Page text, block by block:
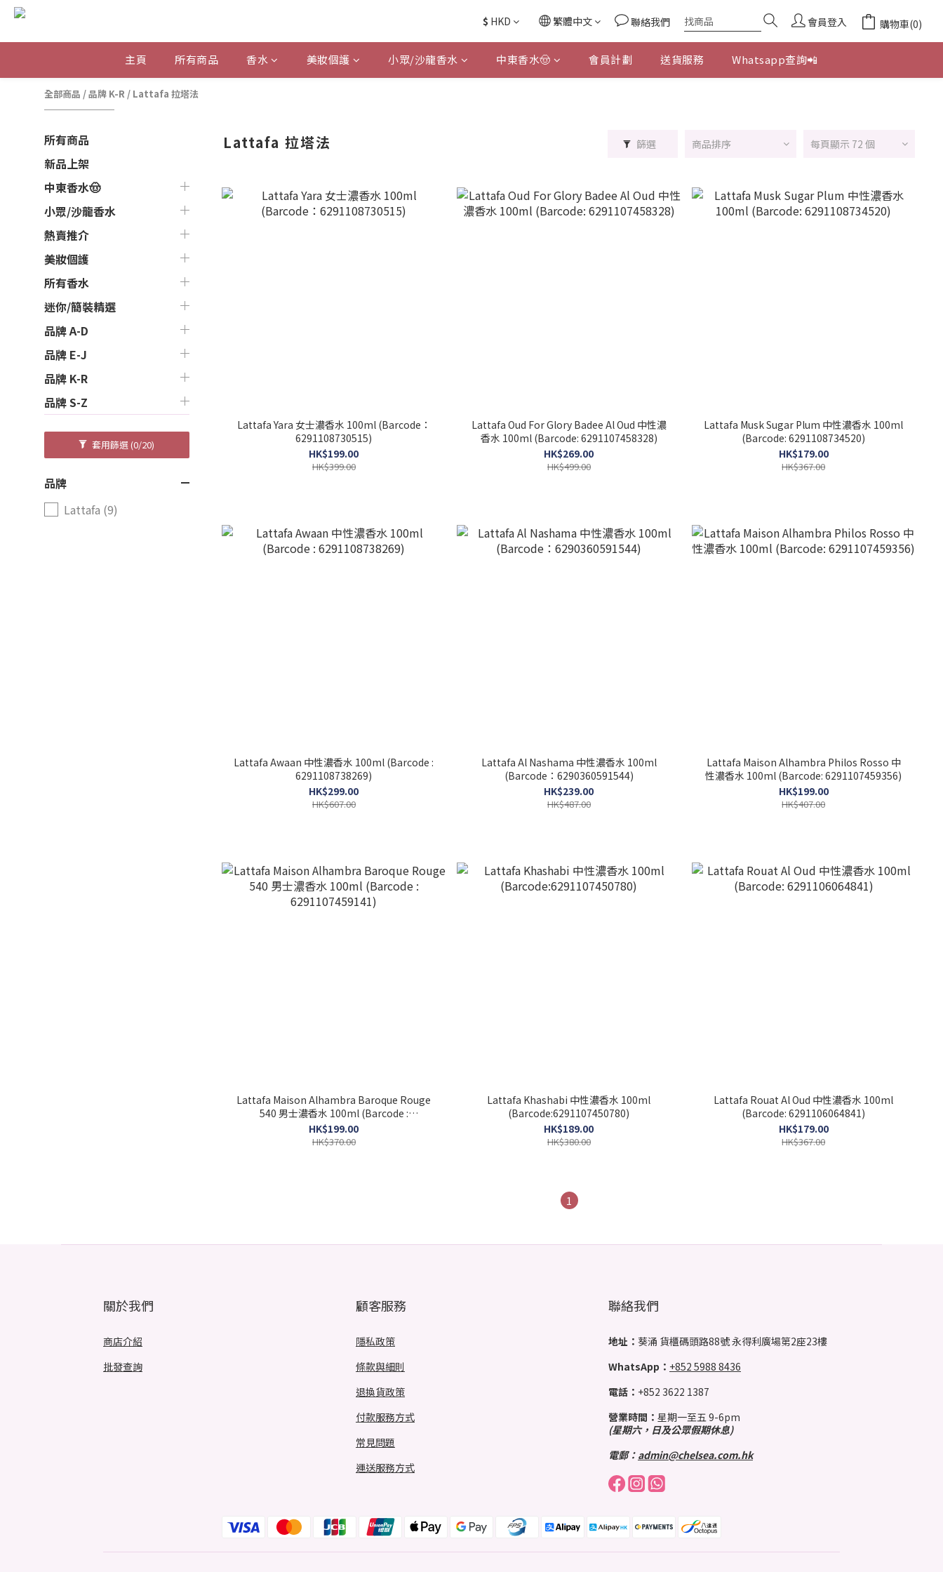
$ HKD 繁體中文 聯絡我們 會員登入 購物車(0)
主頁 所有商品 香水 美妝個護 小眾/沙龍香水 中東香水🤠 會員計劃 送貨服務 Whatsapp查詢📲
全部商品 /品牌 K-R / Lattafa 拉塔法
所有商品
新品上架
中東香水🤠
小眾/沙龍香水
熱賣推介
美妝個護
所有香水
迷你/簡裝精選
品牌 A-D
品牌 E-J
品牌 K-R
品牌 S-Z
套用篩選(0/20)
品牌
Lattafa (9)
Lattafa 拉塔法 篩選 商品排序 每頁顯示 72 個
Lattafa Yara 女士濃香水 100ml (Barcode：
6291108730515)
HK$199.00
HK$399.00
Lattafa Oud For Glory Badee Al Oud 中性濃
香水 100ml (Barcode: 6291107458328)
HK$269.00
HK$499.00
Lattafa Musk Sugar Plum 中性濃香水 100ml
(Barcode: 6291108734520)
HK$179.00
HK$367.00
Lattafa Awaan 中性濃香水 100ml (Barcode :
6291108738269)
HK$299.00
HK$607.00
Lattafa Al Nashama 中性濃香水 100ml
(Barcode：6290360591544)
HK$239.00
HK$487.00
Lattafa Maison Alhambra Philos Rosso 中
性濃香水 100ml (Barcode: 6291107459356)
HK$199.00
HK$407.00
Lattafa Maison Alhambra Baroque Rouge
540 男士濃香水 100ml (Barcode :
6291107459141)
HK$199.00
HK$370.00
Lattafa Khashabi 中性濃香水 100ml
(Barcode:6291107450780)
HK$189.00
HK$380.00
Lattafa Rouat Al Oud 中性濃香水 100ml
(Barcode: 6291106064841)
HK$179.00
HK$367.00
1
關於我們
商店介紹
批發查詢
顧客服務
隱私政策
條款與細則
退換貨政策
付款服務方式
常見問題
運送服務方式
聯絡我們
地址： 葵涌 貨櫃碼頭路88號 永得利廣場第2座23樓
WhatsApp： +852 5988 8436
電話： +852 3622 1387
營業時間： 星期一至五 9-6pm
(星期六，日及公眾假期休息)
電郵： admin@chelsea.com.hk